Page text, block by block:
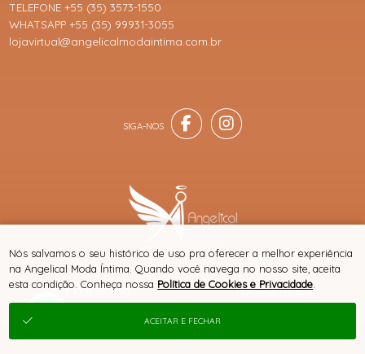
SITE 100% SEGURO PLATAFORMA B2B
TELEFONE +55 (35) 3573-1550
WHATSAPP +55 (35) 99931-3055
lojavirtual@angelicalmodaintima.com.br
® TODOS DIREITOS RESERVADOS
Nós salvamos o seu histórico de uso pra oferecer a melhor experiência
na Angelical Moda Íntima. Quando você navega no nosso site, aceita
esta condição. Conheça nossa Política de Cookies e Privacidade
ACEITAR E FECHAR